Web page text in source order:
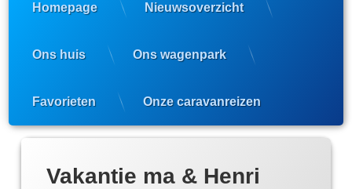
Homepage Nieuwsoverzicht
Ons huis Ons wagenpark
Favorieten Onze caravanreizen
Vakantie ma & Henri